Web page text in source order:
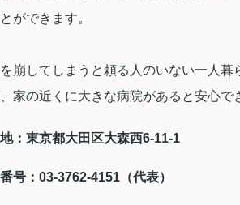
ができます。
崩してしまうと頼る人のいない一人
家の近くに大きな病院があると安心で
：東京都大田区大森西6-11-1
号： 03-3762-4151 （代表）